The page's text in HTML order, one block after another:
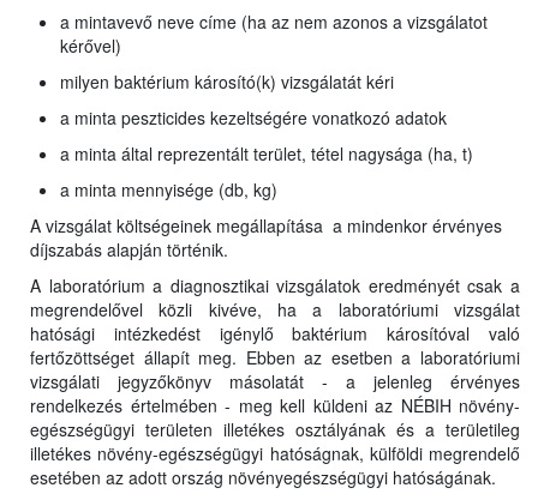
a mintavevő neve címe (ha az nem azonos a vizsgálatot
kérővel)
milyen baktérium károsító(k) vizsgálatát kéri
a minta peszticides kezeltségére vonatkozó adatok
a minta által reprezentált terület, tétel nagysága (ha, t)
a minta mennyisége (db, kg)
A vizsgálat költségeinek megállapítása a mindenkor érvényes
díjszabás alapján történik.
A laboratórium a diagnosztikai vizsgálatok eredményét csak a
megrendelővel közli kivéve, ha a laboratóriumi vizsgálat
hatósági intézkedést igénylő baktérium károsítóval való
fertőzöttséget állapít meg. Ebben az esetben a laboratóriumi
vizsgálati jegyzőkönyv másolatát - a jelenleg érvényes
rendelkezés értelmében - meg kell küldeni az NÉBIH növény-
egészségügyi területen illetékes osztályának és a területileg
illetékes növény-egészségügyi hatóságnak, külföldi megrendelő
esetében az adott ország növényegészségügyi hatóságának.